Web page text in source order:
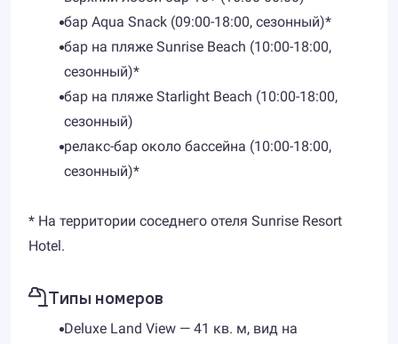
бар Aqua Snack (09:00-18:00, сезонный)*
бар на пляже Sunrise Beach (10:00-18:00,
сезонный)*
бар на пляже Starlight Beach (10:00-18:00,
сезонный)
релакс-бар около бассейна (10:00-18:00,
сезонный)*
* На территории соседнего отеля Sunrise Resort
Hotel.
Типы номеров
Deluxe Land View — 41 кв. м, вид на